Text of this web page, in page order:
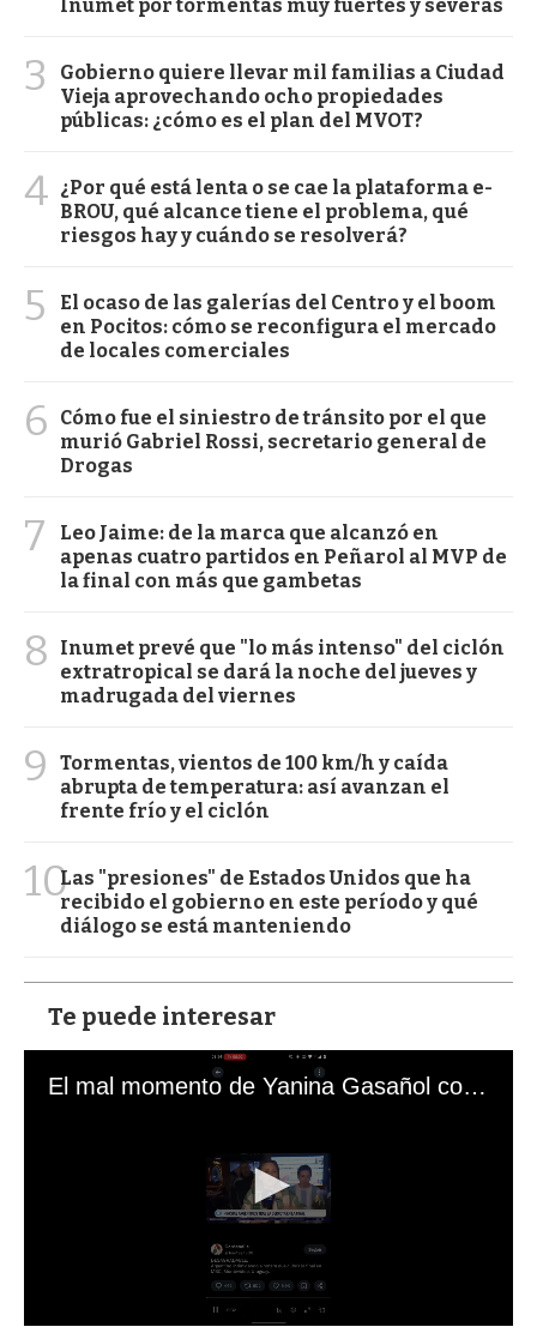
Inumet por tormentas muy fuertes y severas
3
Gobierno quiere llevar mil familias a Ciudad
Vieja aprovechando ocho propiedades
públicas: ¿cómo es el plan del MVOT?
4 ¿Por qué está lenta o se cae la plataforma e-
BROU, qué alcance tiene el problema, qué
riesgos hay y cuándo se resolverá?
5
El ocaso de las galerías del Centro y el boom
en Pocitos: cómo se reconfigura el mercado
de locales comerciales
6
Cómo fue el siniestro de tránsito por el que
murió Gabriel Rossi, secretario general de
Drogas
7
Leo Jaime: de la marca que alcanzó en
apenas cuatro partidos en Peñarol al MVP de
la final con más que gambetas
8
Inumet prevé que "lo más intenso" del ciclón
extratropical se dará la noche del jueves y
madrugada del viernes
9
Tormentas, vientos de 100 km/h y caída
abrupta de temperatura: así avanzan el
frente frío y el ciclón
10Las "presiones" de Estados Unidos que ha
recibido el gobierno en este período y qué
diálogo se está manteniendo
Te puede interesar
El mal momento de Yanina Gasañol con un hincha argentino en "Subrayado"